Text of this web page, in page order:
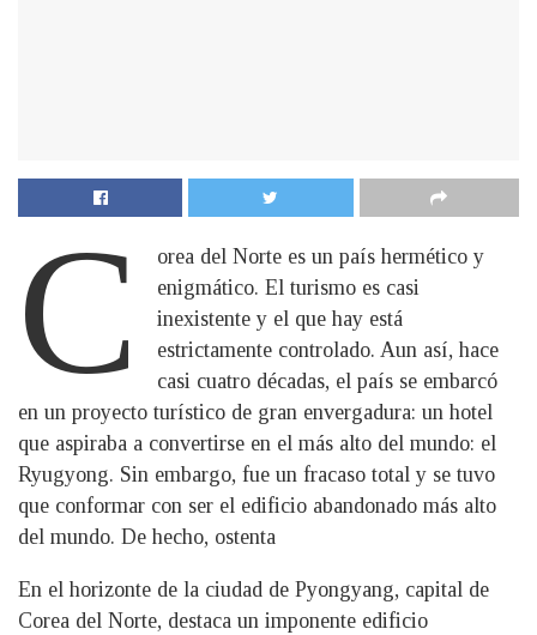
C
orea del Norte es un país hermético y
enigmático. El turismo es casi
inexistente y el que hay está
estrictamente controlado. Aun así, hace
casi cuatro décadas, el país se embarcó
en un proyecto turístico de gran envergadura: un hotel
que aspiraba a convertirse en el más alto del mundo: el
Ryugyong. Sin embargo, fue un fracaso total y se tuvo
que conformar con ser el edificio abandonado más alto
del mundo. De hecho, ostenta
En el horizonte de la ciudad de Pyongyang, capital de
Corea del Norte, destaca un imponente edificio